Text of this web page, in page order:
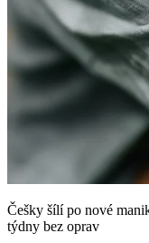
Češky šílí po nové
týdny bez oprav